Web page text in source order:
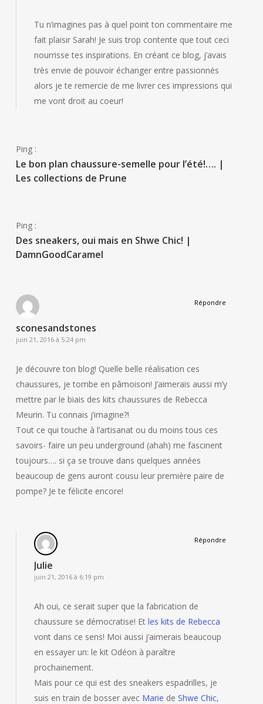
Tu n’imagines pas à quel point ton commentaire me
fait plaisir Sarah! Je suis trop contente que tout ceci
nourrisse tes inspirations. En créant ce blog, j’avais
très envie de pouvoir échanger entre passionnés
alors je te remercie de me livrer ces impressions qui
me vont droit au coeur!
Ping :
Le bon plan chaussure-semelle pour l’été!…. |
Les collections de Prune
Ping :
Des sneakers, oui mais en Shwe Chic! |
DamnGoodCaramel
sconesandstones
juin 21, 2016 à 5:24 pm
Je découvre ton blog! Quelle belle réalisation ces
chaussures, je tombe en pâmoison! J’aimerais aussi m’y
mettre par le biais des kits chaussures de Rebecca
Meurin. Tu connais j’imagine?!
Tout ce qui touche à l’artisanat ou du moins tous ces
savoirs- faire un peu underground (ahah) me fascinent
toujours…. si ça se trouve dans quelques années
beaucoup de gens auront cousu leur première paire de
pompe? Je te félicite encore!
Répondre
Julie
juin 21, 2016 à 6:19 pm
Ah oui, ce serait super que la fabrication de
chaussure se démocratise! Et les kits de Rebecca
vont dans ce sens! Moi aussi j’aimerais beaucoup
en essayer un: le kit Odéon à paraître
prochainement.
Mais pour ce qui est des sneakers espadrilles, je
suis en train de bosser avec Marie de Shwe Chic,
Répondre